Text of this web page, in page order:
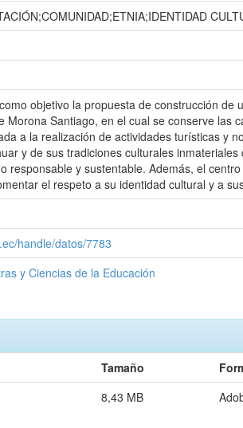
objetivo la propuesta de construcción
Morona Santiago, en el cual se conserve
a la realización de actividades turísticas y
y de sus tradiciones culturales
responsable y sustentable. Además, el
el respeto a su identidad cultural y a
handle/datos/7783
y Ciencias de la Educación
Tamaño
8,43 MB